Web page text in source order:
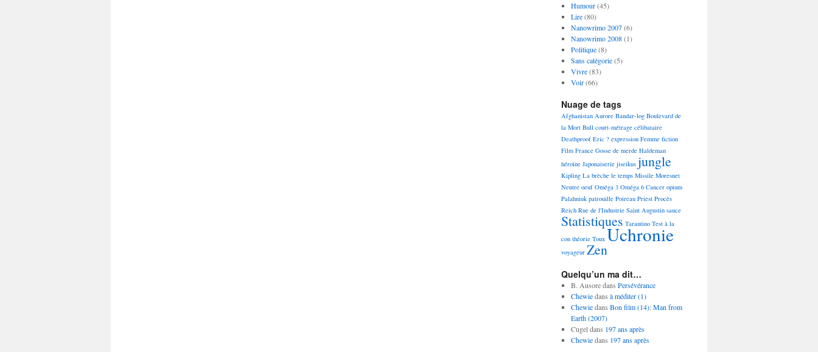
Humour(45)
Lire(80)
Nanowrimo 2007(6)
Nanowrimo 2008(1)
Politique(8)
Sans catégorie(5)
Vivre(83)
Voir(66)
Nuage de tags
Afghanistan Aurore Bandar-log Boulevard de
la Mort Bull court-métrage célibataire
Deathproof Eric ? expression Femme fiction
Film France Gosse de merde Haldeman
héroïne Japonaiserie jiseikus jungle
Kipling La brèche le temps Missile Moresnet
Neutre oeuf Oméga 3 Oméga 6 Cancer opium
Palahniuk patrouille Poireau Priest Procès
Reich Rue de l'Industrie Saint Augustin sauce
Statistiques Tarantino Test à la
con théorie Toux Uchronie
voyageur Zen
Quelqu’un ma dit…
B. Ausoredans Persévérance
Chewiedans à méditer (1)
Chewiedans Bon film (14): Man from
Earth (2007)
Cugeldans 197 ans après
Chewiedans 197 ans après